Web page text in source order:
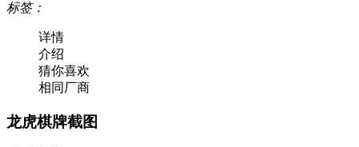
标签：
详情
介绍
猜你喜欢
相同厂商
龙虎棋牌截图